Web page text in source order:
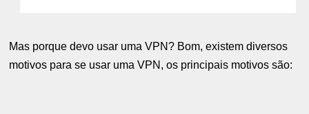
Mas porque devo usar uma VPN? Bom, existem diversos
motivos para se usar uma VPN, os principais motivos são: